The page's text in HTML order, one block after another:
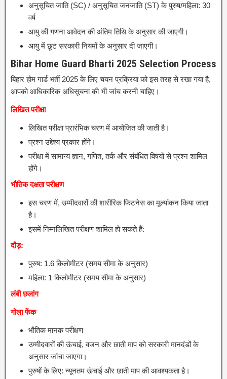
अनुसूचित जाति (SC) / अनुसूचित जनजाति (ST) के पुरुष/महिला: 30
वर्ष
आयु की गणना आवेदन की अंतिम तिथि के अनुसार की जाएगी।
आयु में छूट सरकारी नियमों के अनुसार दी जाएगी।
Bihar Home Guard Bharti 2025 Selection Process
बिहार होम गार्ड भर्ती 2025 के लिए चयन प्रक्रिया को इस तरह से रखा गया है,
आपको आधिकारिक अधिसूचना की भी जांच करनी चाहिए।
लिखित परीक्षा
लिखित परीक्षा प्रारंभिक चरण में आयोजित की जाती है।
प्रश्न उद्देश्य प्रकार होंगे।
परीक्षा में सामान्य ज्ञान, गणित, तर्क और संबंधित विषयों से प्रश्न शामिल
होंगे।
भौतिक दक्षता परीक्षण
इस चरण में, उम्मीदवारों की शारीरिक फिटनेस का मूल्यांकन किया जाता
है।
इसमें निम्नलिखित परीक्षण शामिल हो सकते हैं:
दौड़:
पुरुष: 1.6 किलोमीटर (समय सीमा के अनुसार)
महिला: 1 किलोमीटर (समय सीमा के अनुसार)
लंबी छलांग
गोला फेंक
भौतिक मानक परीक्षण
उम्मीदवारों की ऊंचाई, वजन और छाती माप को सरकारी मानदंडों के
अनुसार जांचा जाएगा।
पुरुषों के लिए: न्यूनतम ऊंचाई और छाती माप की आवश्यकता है।